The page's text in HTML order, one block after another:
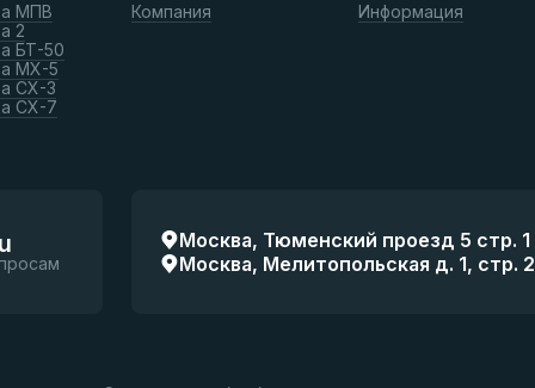
МПВ
2
БТ-50
МХ-5
СХ-3
СХ-7
Компания Информация
Москва, Тюменский проезд 5 стр. 1
Москва, Мелитопольская д. 1, стр. 2